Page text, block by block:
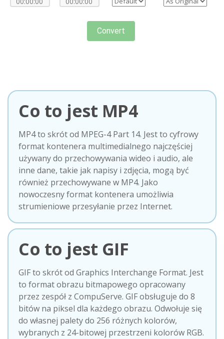
Convert
Co to jest MP4
MP4 to skrót od MPEG-4 Part 14. Jest to cyfrowy
format kontenera multimedialnego najczęściej
używany do przechowywania wideo i audio, ale
inne dane, takie jak napisy i zdjęcia, mogą być
również przechowywane w MP4. Jako
nowoczesny format kontenera umożliwia
strumieniowe przesyłanie przez Internet.
Co to jest GIF
GIF to skrót od Graphics Interchange Format. Jest
to format obrazu bitmapowego opracowany
przez zespół z CompuServe. GIF obsługuje do 8
bitów na piksel dla każdego obrazu. Odwołuje się
do własnej palety do 256 różnych kolorów,
wybranych z 24-bitowej przestrzeni kolorów RGB.